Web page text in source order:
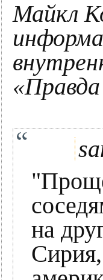
Майкл
на